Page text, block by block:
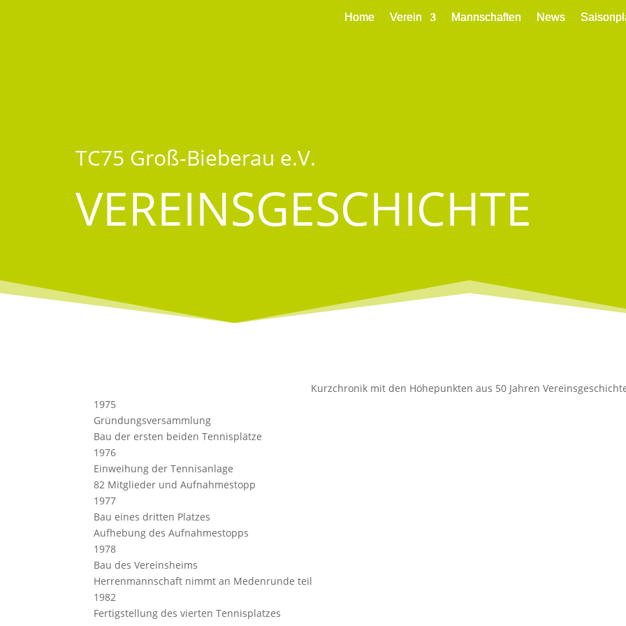
Home Verein Mannschaften News
Home Verein Mannschaften News
Home Verein Mannschaften News
TC75 Groß-Bieberau e.V.
VEREINSGESCHICHTE
Kurzchronik mit den Höhepunkten aus 50 Jahren
1975
Gründungsversammlung
Bau der ersten beiden Tennisplätze
1976
Einweihung der Tennisanlage
82 Mitglieder und Aufnahmestopp
1977
Bau eines dritten Platzes
Aufhebung des Aufnahmestopps
1978
Bau des Vereinsheims
Herrenmannschaft nimmt an Medenrunde teil
1982
Fertigstellung des vierten Tennisplatzes